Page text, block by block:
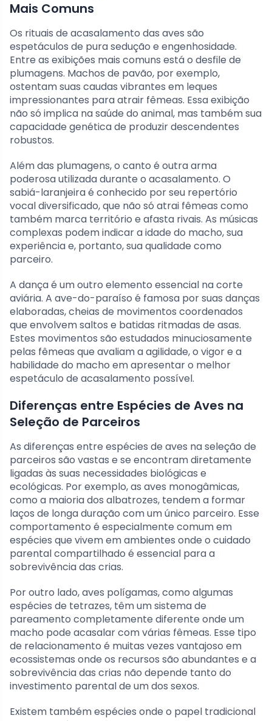
Mais Comuns
Os rituais de acasalamento das aves são
espetáculos de pura sedução e engenhosidade.
Entre as exibições mais comuns está o desfile de
plumagens. Machos de pavão, por exemplo,
ostentam suas caudas vibrantes em leques
impressionantes para atrair fêmeas. Essa exibição
não só implica na saúde do animal, mas também sua
capacidade genética de produzir descendentes
robustos.
Além das plumagens, o canto é outra arma
poderosa utilizada durante o acasalamento. O
sabiá-laranjeira é conhecido por seu repertório
vocal diversificado, que não só atrai fêmeas como
também marca território e afasta rivais. As músicas
complexas podem indicar a idade do macho, sua
experiência e, portanto, sua qualidade como
parceiro.
A dança é um outro elemento essencial na corte
aviária. A ave-do-paraíso é famosa por suas danças
elaboradas, cheias de movimentos coordenados
que envolvem saltos e batidas ritmadas de asas.
Estes movimentos são estudados minuciosamente
pelas fêmeas que avaliam a agilidade, o vigor e a
habilidade do macho em apresentar o melhor
espetáculo de acasalamento possível.
Diferenças entre Espécies de Aves na
Seleção de Parceiros
As diferenças entre espécies de aves na seleção de
parceiros são vastas e se encontram diretamente
ligadas às suas necessidades biológicas e
ecológicas. Por exemplo, as aves monogâmicas,
como a maioria dos albatrozes, tendem a formar
laços de longa duração com um único parceiro. Esse
comportamento é especialmente comum em
espécies que vivem em ambientes onde o cuidado
parental compartilhado é essencial para a
sobrevivência das crias.
Por outro lado, aves polígamas, como algumas
espécies de tetrazes, têm um sistema de
pareamento completamente diferente onde um
macho pode acasalar com várias fêmeas. Esse tipo
de relacionamento é muitas vezes vantajoso em
ecossistemas onde os recursos são abundantes e a
sobrevivência das crias não depende tanto do
investimento parental de um dos sexos.
Existem também espécies onde o papel tradicional